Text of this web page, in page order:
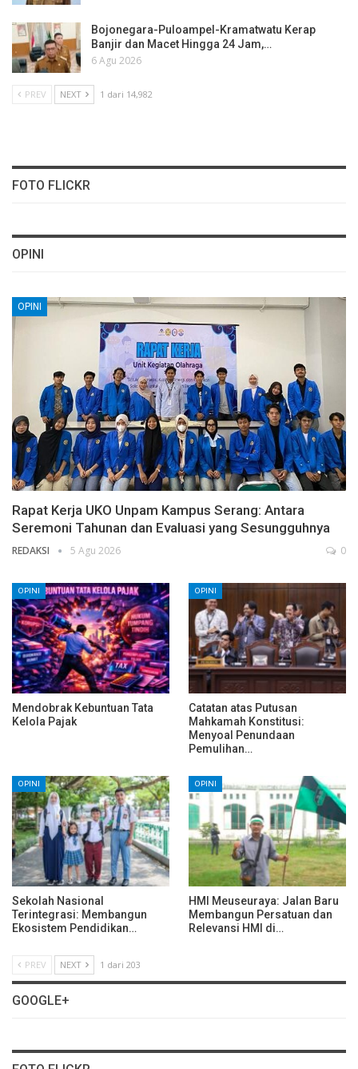
Bojonegara-Puloampel-Kramatwatu Kerap
Banjir dan Macet Hingga 24 Jam,…
6 Agu 2026
PREV NEXT 1 dari 14,982
FOTO FLICKR
OPINI
OPINI
Rapat Kerja UKO Unpam Kampus Serang: Antara
Seremoni Tahunan dan Evaluasi yang Sesungguhnya
REDAKSI 5 Agu 2026 0
OPINI
Mendobrak Kebuntuan Tata
Kelola Pajak
OPINI
Catatan atas Putusan
Mahkamah Konstitusi:
Menyoal Penundaan
Pemulihan…
OPINI
Sekolah Nasional
Terintegrasi: Membangun
Ekosistem Pendidikan…
OPINI
HMI Meuseuraya: Jalan Baru
Membangun Persatuan dan
Relevansi HMI di…
PREV NEXT 1 dari 203
GOOGLE+